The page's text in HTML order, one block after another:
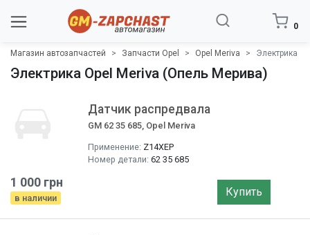
0
Магазин автозапчастей Запчасти Opel Opel Meriva Электрика
Электрика Opel Meriva (Опель Мерива)
Датчик распредвала
GM 62 35 685, Opel Meriva
Применение: Z14XEP
Номер детали: 62 35 685
1 000 грн
в наличии Купить